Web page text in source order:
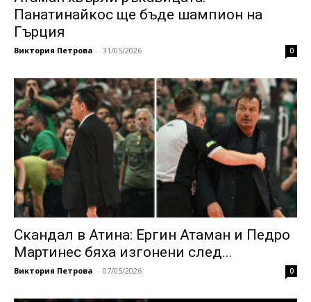
Панатинайкос ще бъде шампион на
Гърция
Виктория Петрова - 31/05/2026 0
Скандал в Атина: Ергин Атаман и Педро
Мартинес бяха изгонени след...
Виктория Петрова - 07/05/2026 0